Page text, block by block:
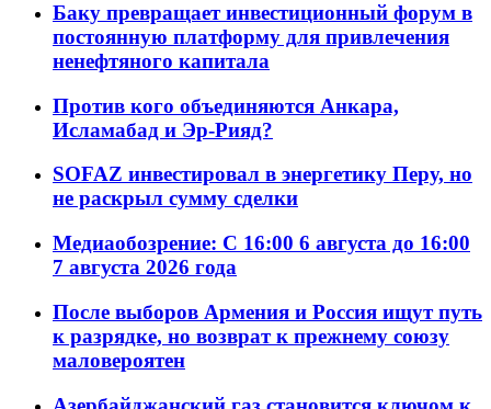
Баку превращает инвестиционный форум в
постоянную платформу для привлечения
ненефтяного капитала
Против кого объединяются Анкара,
Исламабад и Эр-Рияд?
SOFAZ инвестировал в энергетику Перу, но
не раскрыл сумму сделки
Медиаобозрение: С 16:00 6 августа до 16:00
7 августа 2026 года
После выборов Армения и Россия ищут путь
к разрядке, но возврат к прежнему союзу
маловероятен